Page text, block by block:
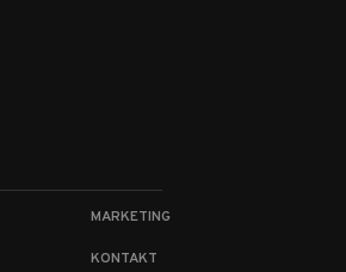
MARKETING
KONTAKT